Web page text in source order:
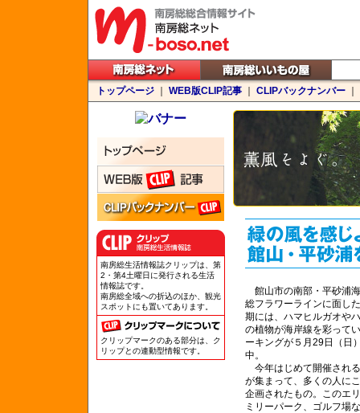
トップページ WEB版CLIP記事 CLIPバックナンバー
南房総生活情報誌クリップは、第
2・第4土曜日に発行される生活
情報誌です。
南房総全域への折込のほか、観光
スポットにも置いてあります。
クリップマークのある部分は、ク
リップとの連動型情報です。
館山市の南部・平砂浦
総フラワーラインに面し
期には、ハマヒルガオや
の植物が海岸線を彩って
ーキングが５月29日（日
中。
今年はじめて開催され
が集まって、多くの人に
企画されたもの。このエ
ミリーパーク、ゴルフ場